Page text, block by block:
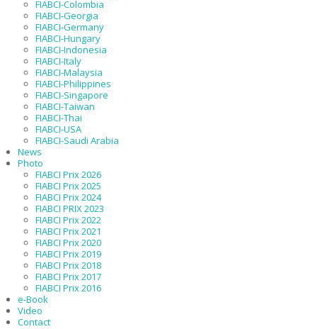
FIABCI-Colombia
FIABCI-Georgia
FIABCI-Germany
FIABCI-Hungary
FIABCI-Indonesia
FIABCI-Italy
FIABCI-Malaysia
FIABCI-Philippines
FIABCI-Singapore
FIABCI-Taiwan
FIABCI-Thai
FIABCI-USA
FIABCI-Saudi Arabia
News
Photo
FIABCI Prix 2026
FIABCI Prix 2025
FIABCI Prix 2024
FIABCI PRIX 2023
FIABCI Prix 2022
FIABCI Prix 2021
FIABCI Prix 2020
FIABCI Prix 2019
FIABCI Prix 2018
FIABCI Prix 2017
FIABCI Prix 2016
e-Book
Video
Contact